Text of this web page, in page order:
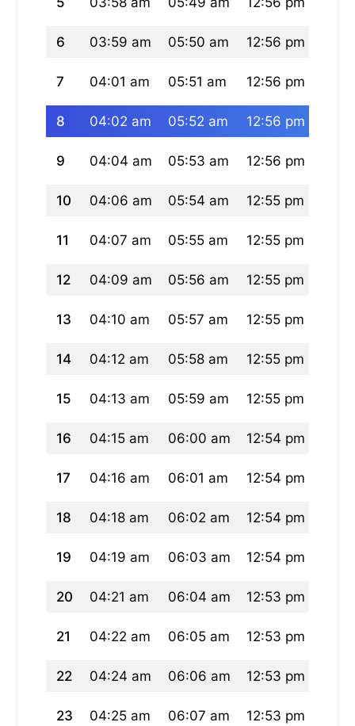
6 03:59 am 05:50 am 12:56 pm
7 04:01 am 05:51 am 12:56 pm
8 04:02 am 05:52 am 12:56 pm
9 04:04 am 05:53 am 12:56 pm
10 04:06 am 05:54 am 12:55 pm
11 04:07 am 05:55 am 12:55 pm
12 04:09 am 05:56 am 12:55 pm
13 04:10 am 05:57 am 12:55 pm
14 04:12 am 05:58 am 12:55 pm
15 04:13 am 05:59 am 12:55 pm
16 04:15 am 06:00 am 12:54 pm
17 04:16 am 06:01 am 12:54 pm
18 04:18 am 06:02 am 12:54 pm
19 04:19 am 06:03 am 12:54 pm
20 04:21 am 06:04 am 12:53 pm
21 04:22 am 06:05 am 12:53 pm
22 04:24 am 06:06 am 12:53 pm
23 04:25 am 06:07 am 12:53 pm